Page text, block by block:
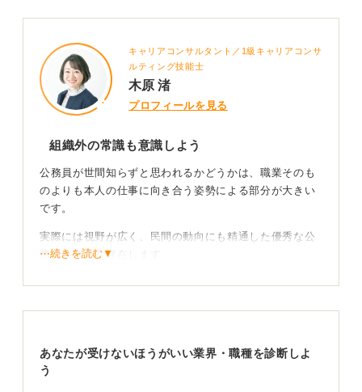
キャリアコンサルタント／1級キャリアコンサ
ルティング技能士
木原 渚
プロフィールを見る
組織外の常識も意識しよう
公務員が世間知らずと思われるかどうかは、職業そのも
のよりも本人の仕事に向き合う姿勢による部分が大きい
です。
実際には視野が広く、民間の動向にも精通した優秀な公
務員は数多く存在します。
積極的に外の世界とかかわろう
⋯続きを読む▼
あなたが受けないほうがいい業界・職種を診断しよ
う